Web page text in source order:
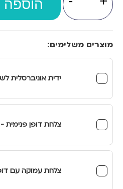
עם
הוספה
מוצרים משלימים:
ידית אוניברסלית
צלחת דופן פנימית
צלחת עמוקה עם